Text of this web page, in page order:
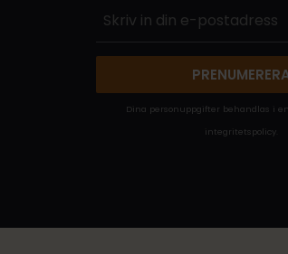
Dina personuppgifter behandlas i
integritetspolicy.